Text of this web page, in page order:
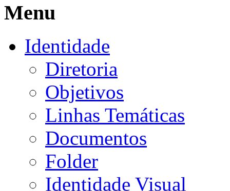
Menu
Identidade
Diretoria
Objetivos
Linhas Temáticas
Documentos
Folder
Identidade Visual